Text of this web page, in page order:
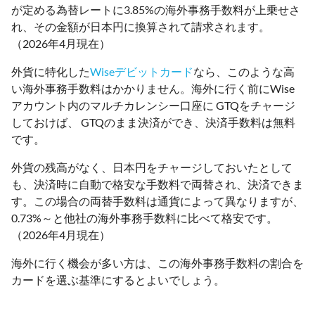
が定める為替レートに3.85%の海外事務手数料が上乗せさ
れ、その金額が日本円に換算されて請求されます。
（2026年4月現在）
外貨に特化したWiseデビットカードなら、このような高
い海外事務手数料はかかりません。海外に行く前にWise
アカウント内のマルチカレンシー口座に GTQをチャージ
しておけば、 GTQのまま決済ができ、決済手数料は無料
です。
外貨の残高がなく、日本円をチャージしておいたとして
も、決済時に自動で格安な手数料で両替され、決済できま
す。この場合の両替手数料は通貨によって異なりますが、
0.73%～と他社の海外事務手数料に比べて格安です。
（2026年4月現在）
海外に行く機会が多い方は、この海外事務手数料の割合を
カードを選ぶ基準にするとよいでしょう。